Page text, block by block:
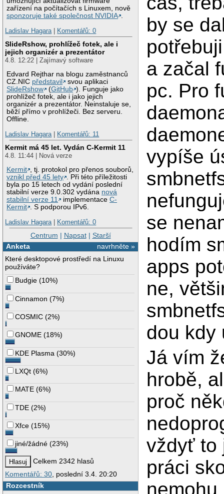
zařízení na počítačích s Linuxem, nově
sponzoruje také společnost NVIDIA .
Ladislav Hagara| Komentářů: 0
SlideRshow, prohlížeč fotek, ale i
jejich organizér a prezentátor
4.8. 12:22 | Zajímavý software
Edvard Rejthar na blogu zaměstnanců
CZ.NIC představil
svou aplikaci
SlideRshow
(GitHub ). Funguje jako
prohlížeč fotek, ale i jako jejich
organizér a prezentátor. Neinstaluje se,
běží přímo v prohlížeči. Bez serveru.
Offline.
Ladislav Hagara| Komentářů: 11
Kermit má 45 let. Vydán C-Kermit 11
4.8. 11:44 | Nová verze
Kermit , tj. protokol pro přenos souborů,
vznikl před 45 lety . Při této příležitosti
byla po 15 letech od vydání poslední
stabilní verze 9.0.302 vydána nová
stabilní verze 11
implementaceC-
Kermit . S podporou IPv6.
Ladislav Hagara| Komentářů: 0
Centrum | Napsat| Starší
navrhněte »
Anketa
Které desktopové prostředí na Linuxu
používáte?
Budgie (10%)
Cinnamon (7%)
COSMIC (2%)
GNOME (18%)
KDE Plasma (30%)
LXQt (6%)
MATE (6%)
TDE (2%)
Xfce (15%)
jiné/žádné (23%)
Celkem 2342 hlasů
Komentářů: 30 , poslední 3.4. 20:20
Rozcestník
by se
a začal
pc. Pro
vypíše
se
hodím
apps
ne,
dou kdy
Já vím
hrobě,
proč
vždyť to
práci